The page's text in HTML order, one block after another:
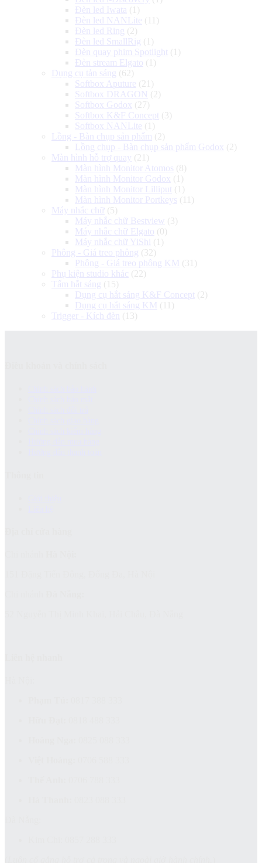
Đèn led Iwata (1)
Đèn led NANLite (11)
Đèn led Ring (2)
Đèn led SmallRig (1)
Đèn quay phim Spotlight (1)
Đèn stream Elgato (1)
Dụng cụ tản sáng (62)
Softbox Aputure (21)
Softbox DRAGON (2)
Softbox Godox (27)
Softbox K&F Concept (3)
Softbox NANLite (1)
Lồng - Bàn chụp sản phẩm (2)
Lồng chụp - Bàn chụp sản phẩm Godox (2)
Màn hình hỗ trợ quay (21)
Màn hình Monitor Atomos (8)
Màn hình Monitor Godox (1)
Màn hình Monitor Lilliput (1)
Màn hình Monitor Portkeys (11)
Máy nhắc chữ (5)
Máy nhắc chữ Bestview (3)
Máy nhắc chữ Elgato (0)
Máy nhắc chữ YiShi
(1)
Phông - Giá treo phông (32)
Phông - Giá treo phông KM (31)
Phụ kiện studio khác (22)
Tấm hắt sáng (15)
Dụng cụ hắt sáng K&F Concept (2)
Dụng cụ hắt sáng KM (11)
Trigger - Kích đèn
(13)